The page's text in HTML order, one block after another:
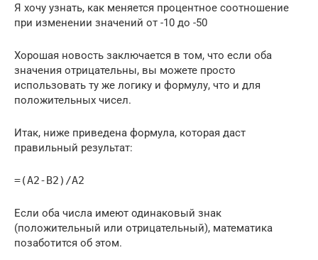
Я хочу узнать, как меняется процентное соотношение
при изменении значений от -10 до -50
Хорошая новость заключается в том, что если оба
значения отрицательны, вы можете просто
использовать ту же логику и формулу, что и для
положительных чисел.
Итак, ниже приведена формула, которая даст
правильный результат:
=(A2-B2)/A2
Если оба числа имеют одинаковый знак
(положительный или отрицательный), математика
позаботится об этом.